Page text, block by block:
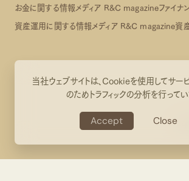
当社ウェブサイトは、Cookieを使用してサ
のためトラフィックの分析を行ってい
Accept
Accept
Close
お金に関する情報メディア R&C magazineファイナ
資産運用に関する情報メディア R&C magazine資